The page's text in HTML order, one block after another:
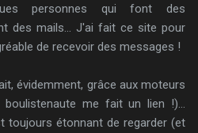
personnes qui font des
des mails... J'ai fait ce site pour
de recevoir des messages !
évidemment, grâce aux moteurs
me fait un lien !)...
toujours étonnant de regarder (et